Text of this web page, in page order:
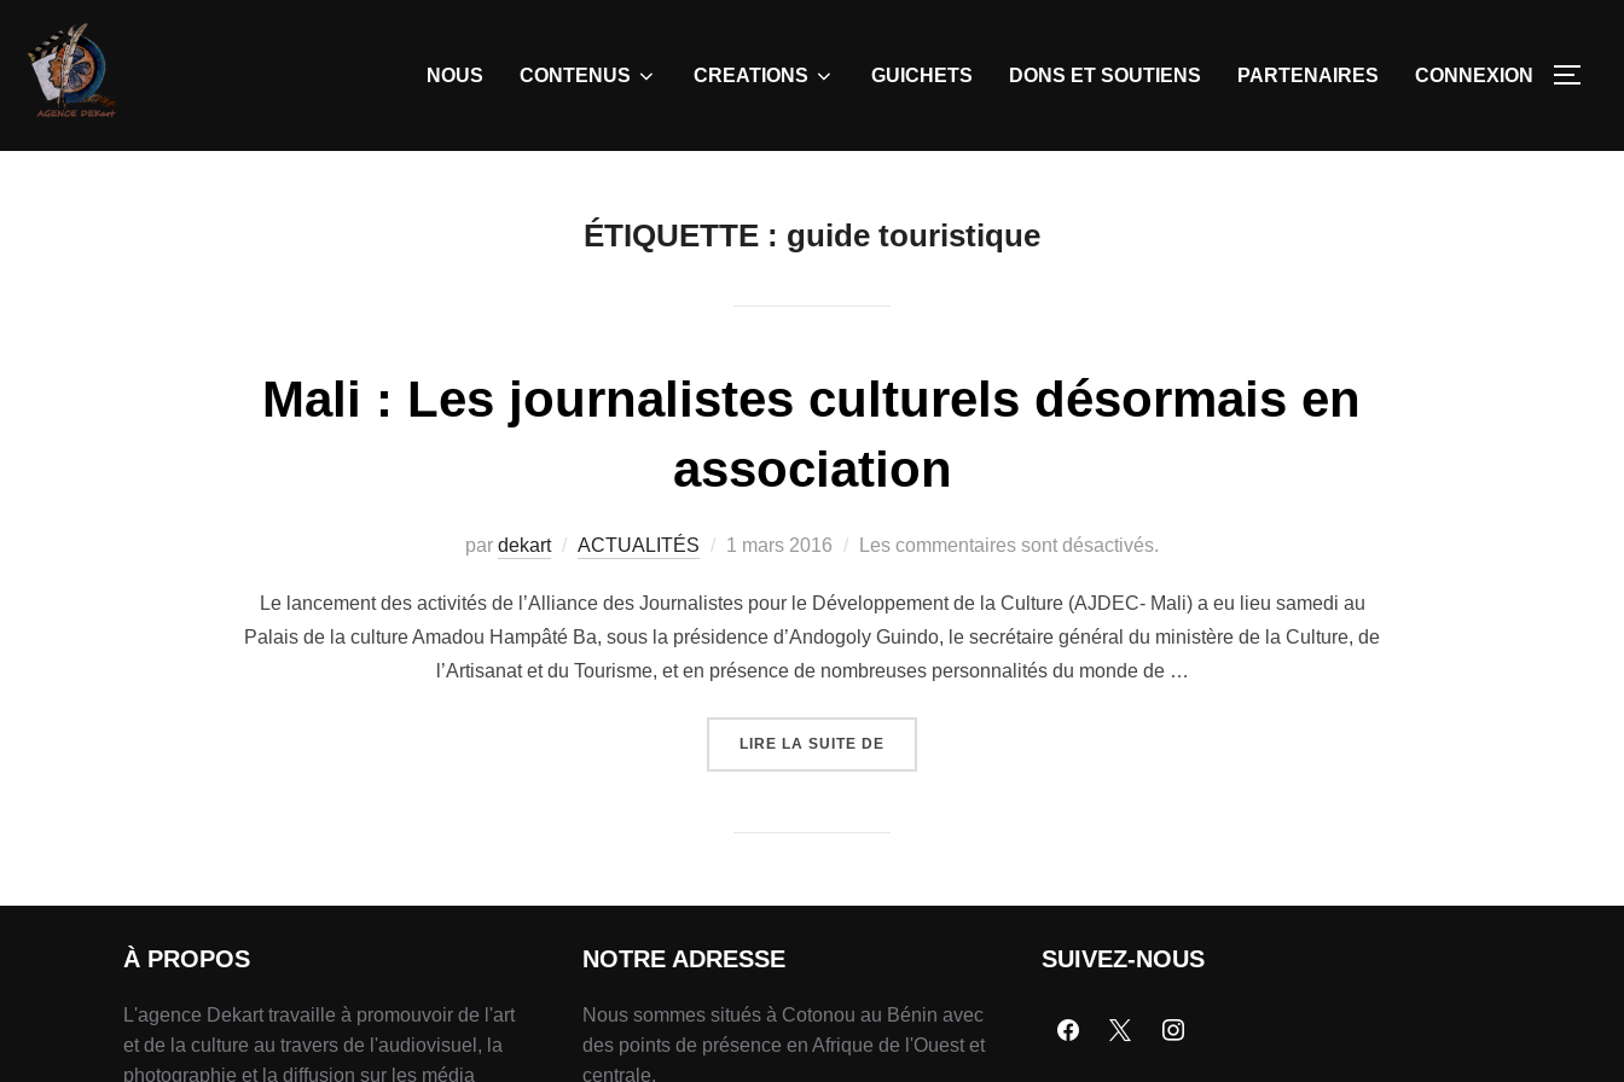
NOUS CONTENUS CREATIONS GUICHETS DONS ET SOUTIENS PARTENAIRES CONNEXION
ÉTIQUETTE : guide touristique
Mali : Les journalistes culturels désormais en
association
par dekart ACTUALITÉS 1 mars 2016 Les commentaires sont désactivés.
Le lancement des activités de l’Alliance des Journalistes pour le Développement de la Culture (AJDEC- Mali) a eu lieu samedi au
Palais de la culture Amadou Hampâté Ba, sous la présidence d’Andogoly Guindo, le secrétaire général du ministère de la Culture, de
l’Artisanat et du Tourisme, et en présence de nombreuses personnalités du monde de …
LIRE LA SUITE DE
À PROPOS
L'agence Dekart travaille à promouvoir de l'art
et de la culture au travers de l'audiovisuel, la
photographie et la diffusion sur les média
NOTRE ADRESSE
Nous sommes situés à Cotonou au Bénin avec
des points de présence en Afrique de l'Ouest et
centrale.
SUIVEZ-NOUS